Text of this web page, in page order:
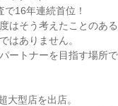
16年連続首位！
はそう考えたことのある
はありません。
ートナーを目指す場所で
大型店を出店。